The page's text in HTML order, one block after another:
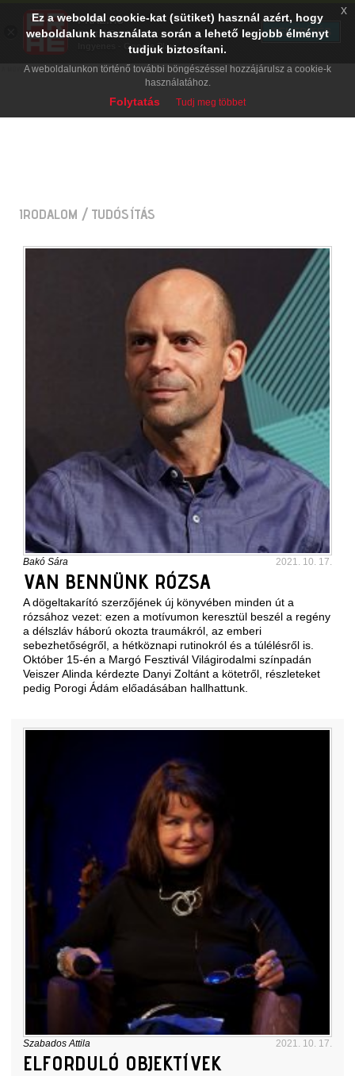
IRODALOM / TUDÓSÍTÁS
Bakó Sára 2021. 10. 17.
VAN BENNÜNK RÓZSA
A dögeltakarító szerzőjének új könyvében minden út a
rózsához vezet: ezen a motívumon keresztül beszél a regény
a délszláv háború okozta traumákról, az emberi
sebezhetőségről, a hétköznapi rutinokról és a túlélésről is.
Október 15-én a Margó Fesztivál Világirodalmi színpadán
Veiszer Alinda kérdezte Danyi Zoltánt a kötetről, részleteket
pedig Porogi Ádám előadásában hallhattunk.
Szabados Attila 2021. 10. 17.
ELFORDULÓ OBJEKTÍVEK
Ez a weboldal cookie-kat (sütiket) használ azért, hogy
weboldalunk használata során a lehető legjobb élményt
tudjuk biztosítani.
A weboldalunkon történő további böngészéssel hozzájárulsz a cookie-k
használatához.
Folytatás Tudj meg többet
x
PRAE.HU
Digital Evolution
Ingyenes - Google Play
TELEPÍTÉS